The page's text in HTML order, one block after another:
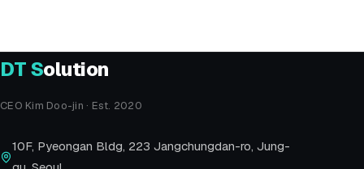
DTSolution
CEO Kim Doo-jin · Est. 2020
10F, Pyeongan Bldg, 223 Jangchungdan-ro, Jung-